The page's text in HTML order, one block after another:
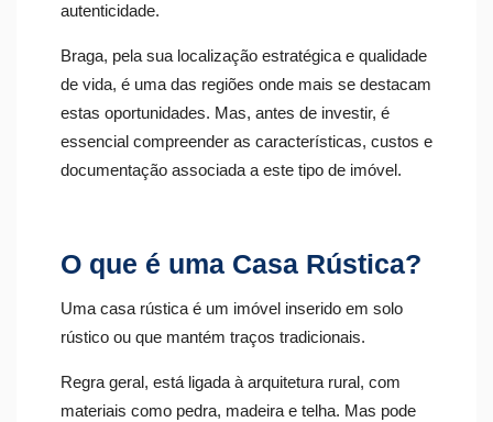
autenticidade.
Braga, pela sua localização estratégica e qualidade
de vida, é uma das regiões onde mais se destacam
estas oportunidades. Mas, antes de investir, é
essencial compreender as características, custos e
documentação associada a este tipo de imóvel.
O que é uma Casa Rústica?
Uma casa rústica é um imóvel inserido em solo
rústico ou que mantém traços tradicionais.
Regra geral, está ligada à arquitetura rural, com
materiais como pedra, madeira e telha. Mas pode